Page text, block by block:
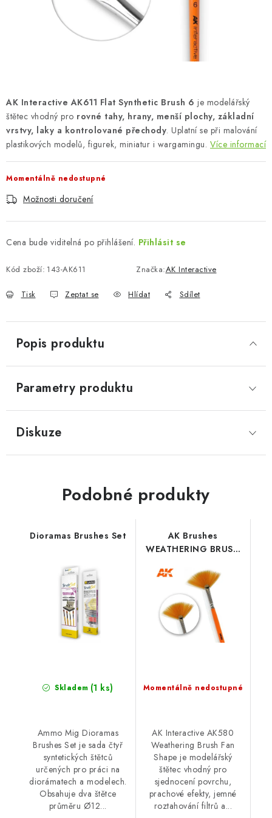
PRODÁVANÉ ZNAČKY
Velkoobchod (B2B)
FAQ Hromadná objednávka
AK Interactive AK611 Flat Synthetic Brush 6 je modelářský
štětec vhodný pro rovné tahy, hrany, menší plochy, základní
vrstvy, laky a kontrolované přechody. Uplatní se při malování
plastikových modelů, figurek, miniatur i wargamingu. Více informací
Momentálně nedostupné
Možnosti doručení
Cena bude viditelná po přihlášení. Přihlásit se
Kód zboží: 143-AK611 Značka:AK Interactive
Tisk Zeptat se Hlídat Sdílet
Popis produktu
Parametry produktu
Diskuze
Podobné produkty
Dioramas Brushes Set
Skladem (1 ks)
Ammo Mig Dioramas
Brushes Set je sada čtyř
syntetických štětců
určených pro práci na
diorámatech a modelech.
Obsahuje dva štětce
průměru Ø12...
AK Brushes
WEATHERING BRUSH
Momentálně nedostupné
AK Interactive AK580
Weathering Brush Fan
Shape je modelářský
štětec vhodný pro
sjednocení povrchu,
prachové efekty, jemné
roztahování filtrů a...